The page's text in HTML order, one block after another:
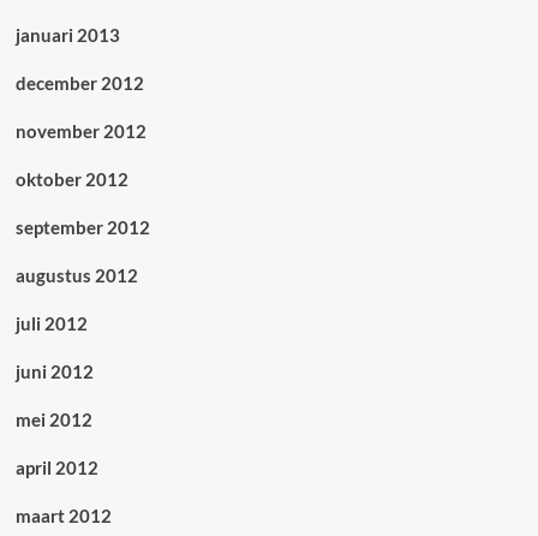
januari 2013
december 2012
november 2012
oktober 2012
september 2012
augustus 2012
juli 2012
juni 2012
mei 2012
april 2012
maart 2012